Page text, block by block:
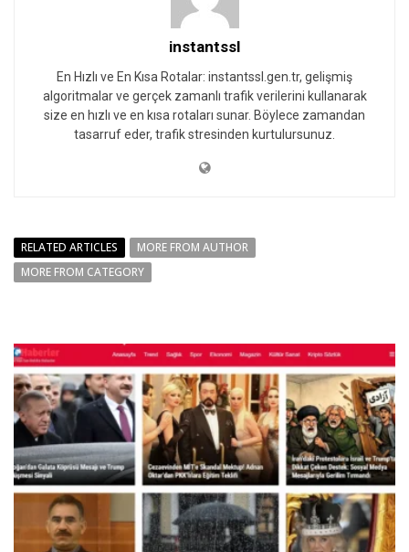
instantssl
En Hızlı ve En Kısa Rotalar: instantssl.gen.tr, gelişmiş
algoritmalar ve gerçek zamanlı trafik verilerini kullanarak
size en hızlı ve en kısa rotaları sunar. Böylece zamandan
tasarruf eder, trafik stresinden kurtulursunuz.
RELATED ARTICLES
MORE FROM AUTHOR
MORE FROM CATEGORY